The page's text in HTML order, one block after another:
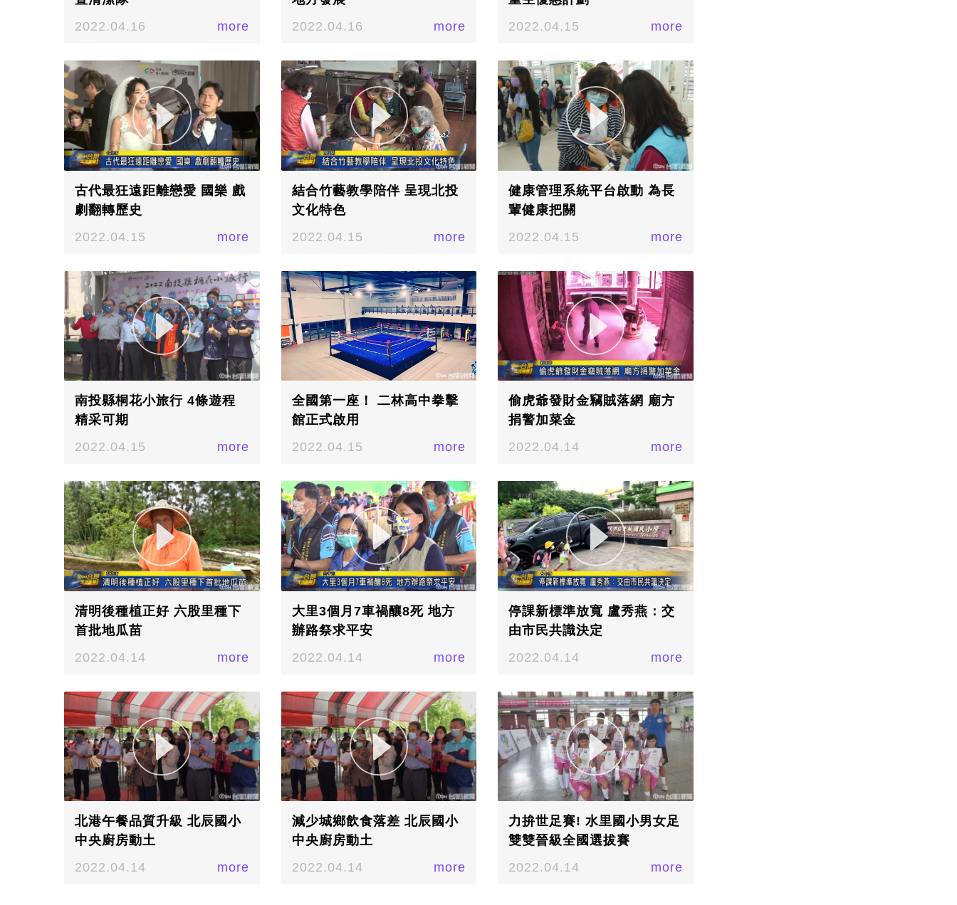
2022.04.16
more
2022.04.16
more
2022.04.15
more
古代最狂遠距離戀愛 國樂 戲
劇翻轉歷史
2022.04.15
more
結合竹藝教學陪伴 呈現北投
文化特色
2022.04.15
more
健康管理系統平台啟動 為長
輩健康把關
2022.04.15
more
南投縣桐花小旅行 4條遊程
精采可期
2022.04.15
more
全國第一座！ 二林高中拳擊
館正式啟用
2022.04.15
more
偷虎爺發財金竊賊落網 廟方
捐警加菜金
2022.04.14
more
清明後種植正好 六股里種下
首批地瓜苗
2022.04.14
more
大里3個月7車禍釀8死 地方
辦路祭求平安
2022.04.14
more
停課新標準放寬 盧秀燕：交
由市民共識決定
2022.04.14
more
北港午餐品質升級 北辰國小
中央廚房動土
2022.04.14
more
減少城鄉飲食落差 北辰國小
中央廚房動土
2022.04.14
more
力拚世足賽! 水里國小男女足
雙雙晉級全國選拔賽
2022.04.14
more